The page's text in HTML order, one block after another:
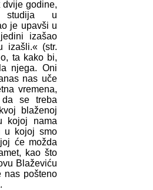
dvije godine,
u
je upavši u
izašao
izašli.« (str.
ta kako bi,
njega. Oni
nas uče
vremena,
da se treba
blaženoj
kojoj nama
u kojoj smo
će možda
kao što
Blaževiću
nas pošteno